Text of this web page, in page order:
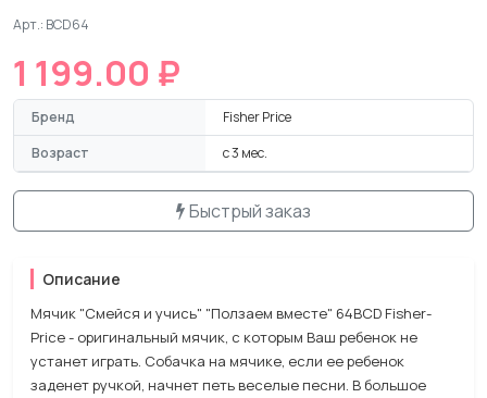
Арт.: BCD64
1 199.00 ₽
Бренд
Fisher Price
Возраст
с 3 мес.
Быстрый заказ
Описание
Мячик "Смейся и учись" "Ползаем вместе" 64BCD Fisher-
Price - оригинальный мячик, с которым Ваш ребенок не
устанет играть. Собачка на мячике, если ее ребенок
заденет ручкой, начнет петь веселые песни. В большое